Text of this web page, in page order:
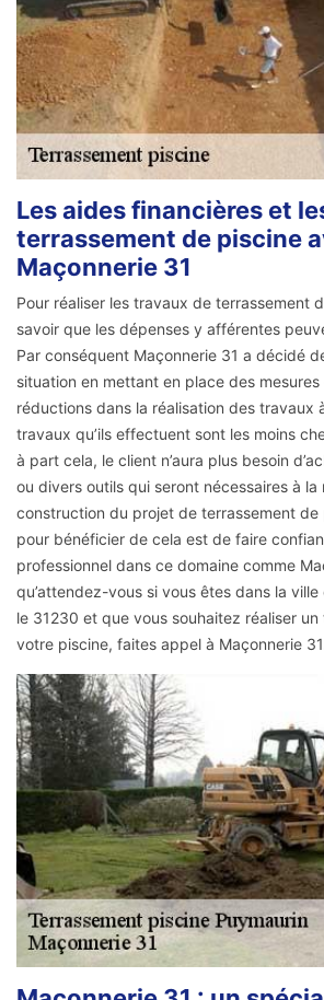
Les aides financières et
terrassement de piscine
Maçonnerie 31
Pour réaliser les travaux de terrassement
savoir que les dépenses y afférentes
Par conséquent Maçonnerie 31 a décidé
situation en mettant en place des mesures
réductions dans la réalisation des travaux
travaux qu’ils effectuent sont les moins
à part cela, le client n’aura plus besoin
ou divers outils qui seront nécessaires à la
construction du projet de terrassement de
pour bénéficier de cela est de faire
professionnel dans ce domaine comme
qu’attendez-vous si vous êtes dans la
le 31230 et que vous souhaitez réaliser
votre piscine, faites appel à Maçonnerie